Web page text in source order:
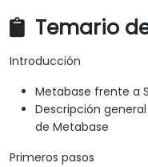
Temario
Introducción
Metabase frente a
Descripción
de Metabase
Primeros pasos